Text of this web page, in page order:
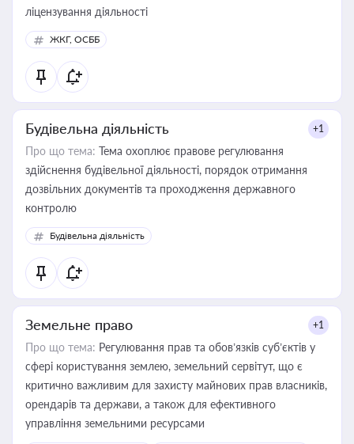
ліцензування діяльності
ЖКГ, ОСББ
Будівельна діяльність +1
Про що тема: Тема охоплює правове регулювання
здійснення будівельної діяльності, порядок отримання
дозвільних документів та проходження державного
контролю
Будівельна діяльність
Земельне право +1
Про що тема: Регулювання прав та обов’язків суб’єктів у
сфері користування землею, земельний сервітут, що є
критично важливим для захисту майнових прав власників,
орендарів та держави, а також для ефективного
управління земельними ресурсами